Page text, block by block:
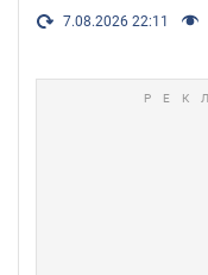
7.08.2026 22:11